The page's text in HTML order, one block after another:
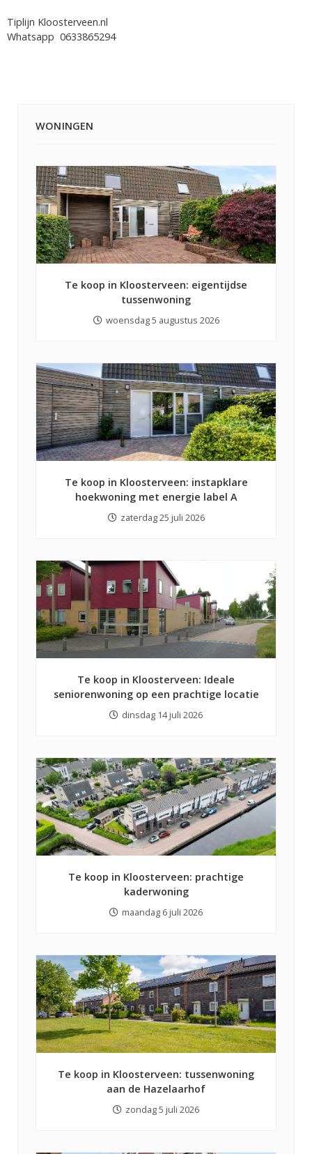
Tiplijn Kloosterveen.nl
Whatsapp 0633865294
WONINGEN
Te koop in Kloosterveen: eigentijdse
tussenwoning
woensdag 5 augustus 2026
Te koop in Kloosterveen: instapklare
hoekwoning met energie label A
zaterdag 25 juli 2026
Te koop in Kloosterveen: Ideale
seniorenwoning op een prachtige locatie
dinsdag 14 juli 2026
Te koop in Kloosterveen: prachtige
kaderwoning
maandag 6 juli 2026
Te koop in Kloosterveen: tussenwoning
aan de Hazelaarhof
zondag 5 juli 2026